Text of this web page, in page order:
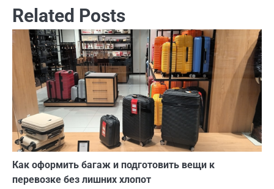
Related Posts
Как оформить багаж и подготовить вещи к
перевозке без лишних хлопот